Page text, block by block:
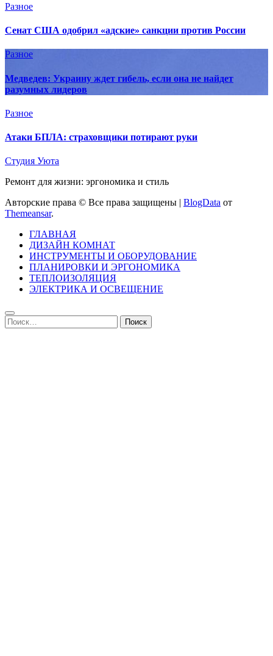
Разное
Сенат США одобрил «адские» санкции против России
Разное
Медведев: Украину ждет гибель, если она не найдет
разумных лидеров
Разное
Атаки БПЛА: страховщики потирают руки
Студия Уюта
Ремонт для жизни: эргономика и стиль
Авторские права © Все права защищены | BlogData от
Themeansar.
ГЛАВНАЯ
ДИЗАЙН КОМНАТ
ИНСТРУМЕНТЫ И ОБОРУДОВАНИЕ
ПЛАНИРОВКИ И ЭРГОНОМИКА
ТЕПЛОИЗОЛЯЦИЯ
ЭЛЕКТРИКА И ОСВЕЩЕНИЕ
Найти: